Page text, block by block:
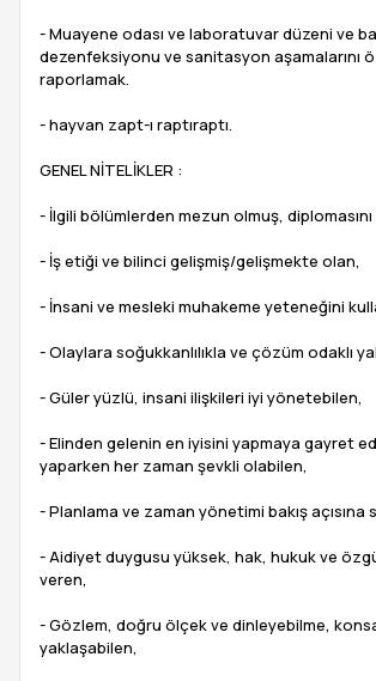
- Muayene odası ve laboratuvar düzeni ve
dezenfeksiyonu ve sanitasyon aşamalarını
raporlamak.
- hayvan zapt-ı raptıraptı.
GENEL NİTELİKLER :
- İlgili bölümlerden mezun olmuş, diplomasını
- İş etiği ve bilinci gelişmiş/gelişmekte olan,
- İnsani ve mesleki muhakeme yeteneğini
- Olaylara soğukkanlılıkla ve çözüm odaklı
- Güler yüzlü, insani ilişkileri iyi yönetebilen,
- Elinden gelenin en iyisini yapmaya gayret
yaparken her zaman şevkli olabilen,
- Planlama ve zaman yönetimi bakış açısına
- Aidiyet duygusu yüksek, hak, hukuk ve
veren,
- Gözlem, doğru ölçek ve dinleyebilme,
yaklaşabilen,